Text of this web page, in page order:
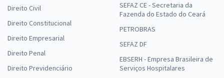
Direito Civil
Direito Constitucional
Direito Empresarial
Direito Penal
Direito Previdenciário
SEFAZ CE - Secretaria da
Fazenda do Estado do Ceará
PETROBRAS
SEFAZ DF
EBSERH - Empresa Brasileira de
Serviços Hospitalares